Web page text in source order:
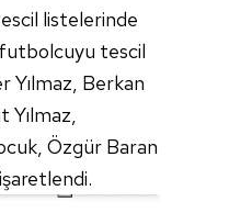
listelerinde
futbolcuyu tescil
Yılmaz, Berkan
Yılmaz,
Özgür Baran